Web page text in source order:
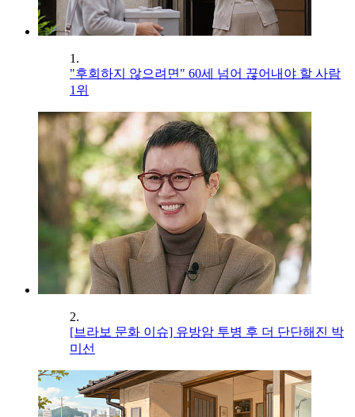
1.
"후회하지 않으려면" 60세 넘어 끊어내야 할 사람
1위
2.
[브라보 문화 이슈] 유방암 투병 후 더 단단해진 박
미선